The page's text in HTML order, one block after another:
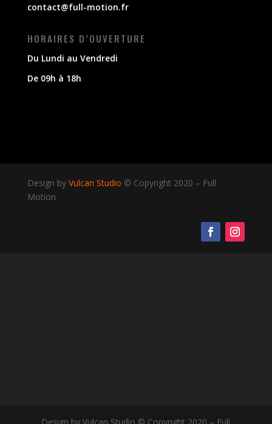
contact@full-motion.fr
HORAIRES D’OUVERTURE
Du Lundi au Vendredi
De 09h à 18h
Design by Vulcan Studio © Copyright 2020 – Full
Motion